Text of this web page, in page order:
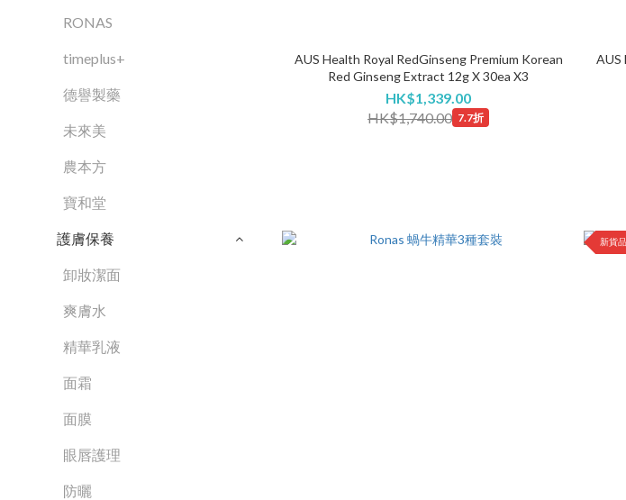
RONAS
timeplus+
德譽製藥
未來美
農本方
寶和堂
護膚保養
卸妝潔面
爽膚水
精華乳液
面霜
面膜
眼唇護理
防曬
AUS Health Royal RedGinseng Premium Korean
Red Ginseng Extract 12g X 30ea X3
HK$1,339.00
HK$1,740.00 7.7折
AUS
新貨